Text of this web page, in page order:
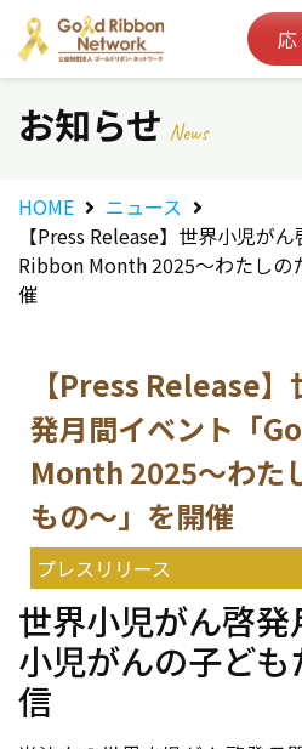
お知らせ News
HOME
ニュース
【Press Release】世界小児が
Ribbon Month 2025～わたしの
催
【Press Release
発月間イベント「
Month 2025～わた
もの～」を開催
プレスリリース
世界小児がん啓発
小児がんの子ど
信